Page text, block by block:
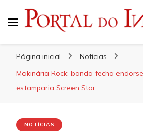
Página inicial
Notícias
Makinária Rock: banda fecha
estamparia Screen Star
NOTÍCIAS